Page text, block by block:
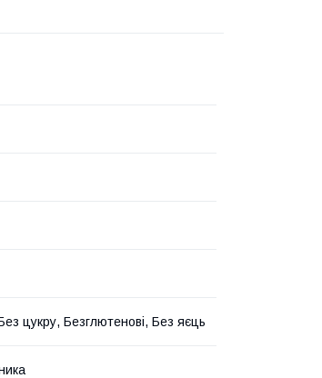
цукру, Безглютенові, Без яєць